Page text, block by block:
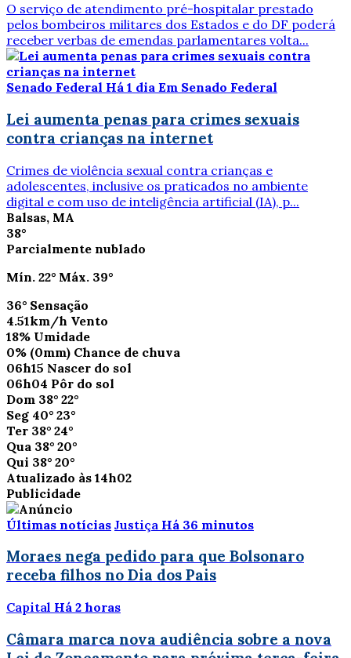
O serviço de atendimento pré-hospitalar prestado
pelos bombeiros militares dos Estados e do DF poderá
receber verbas de emendas parlamentares volta...
Senado Federal Há 1 dia Em Senado Federal
Lei aumenta penas para crimes sexuais
contra crianças na internet
Crimes de violência sexual contra crianças e
adolescentes, inclusive os praticados no ambiente
digital e com uso de inteligência artificial (IA), p...
Balsas, MA
38°
Parcialmente nublado
Mín. 22° Máx. 39°
36° Sensação
4.51km/h Vento
18% Umidade
0% (0mm) Chance de chuva
06h15 Nascer do sol
06h04 Pôr do sol
Dom 38° 22°
Seg 40° 23°
Ter 38° 24°
Qua 38° 20°
Qui 38° 20°
Atualizado às 14h02
Publicidade
Últimas notícias Justiça Há 36 minutos
Moraes nega pedido para que Bolsonaro
receba filhos no Dia dos Pais
Capital Há 2 horas
Câmara marca nova audiência sobre a nova